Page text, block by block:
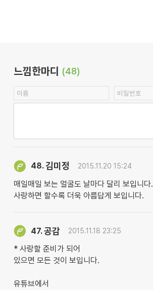
느낌한마디 (48)
48.김미정 2015.11.20 15:24
매일매일 보는 얼굴도 날마다 달리 보입니다.
사랑하면 할수록 더욱 아름답게 보입니다.
47.공감 2015.11.18 23:25
* 사랑할 준비가 되어
있으면 모든 것이 보입니다.
유튜브에서